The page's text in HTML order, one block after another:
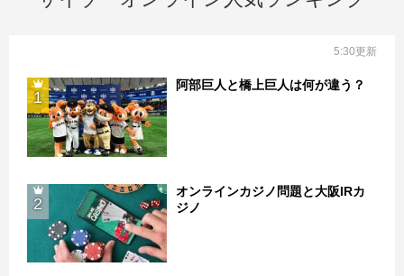
5:30更新
1
阿部巨人と橋上巨人は何が違う？
2
オンラインカジノ問題と大阪IRカ
ジノ